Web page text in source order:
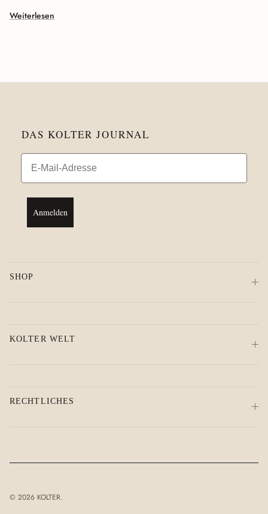
Weiterlesen
DAS KOLTER JOURNAL
Email
Anmelden
SHOP
KOLTER WELT
RECHTLICHES
© 2026 KOLTER.